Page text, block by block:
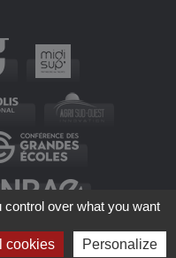
over what you want
cookies Personalize